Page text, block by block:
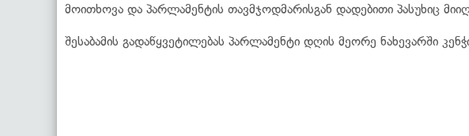
მოითხოვა და პარლამენტის თავმჯოდმარისგან დადებითი პასუხიც
შესაბამის გადაწყვეტილებას პარლამენტი დღის მეორე ნახევარში